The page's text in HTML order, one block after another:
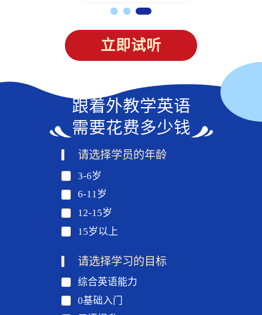
立即试听
跟着外教学英语
需要花费多少钱
请选择学员的年龄
3-6岁
6-11岁
12-15岁
15岁以上
请选择学习的目标
综合英语能力
0基础入门